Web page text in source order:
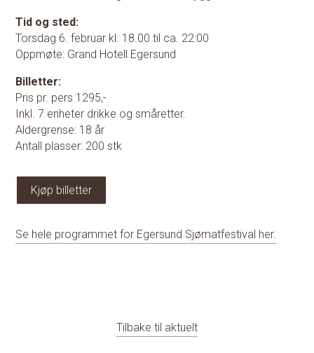
Tid og sted:
Torsdag 6. februar kl. 18.00 til ca. 22:00
Oppmøte: Grand Hotell Egersund
Billetter:
Pris pr. pers 1295,-
Inkl. 7 enheter drikke og småretter.
Aldergrense: 18 år
Antall plasser: 200 stk
Kjøp billetter
Se hele programmet for Egersund Sjømatfestival her.
Tilbake til aktuelt